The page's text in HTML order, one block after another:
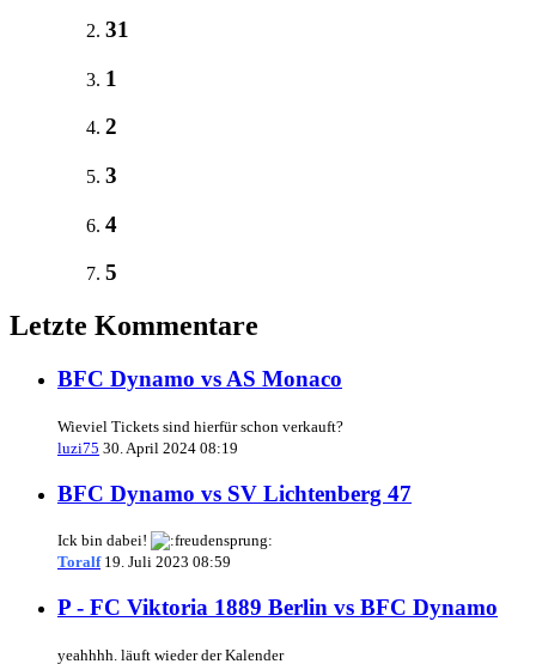
31
1
2
3
4
5
Letzte Kommentare
BFC Dynamo vs AS Monaco
Wieviel Tickets sind hierfür schon verkauft?
luzi75 30. April 2024 08:19
BFC Dynamo vs SV Lichtenberg 47
Ick bin dabei!
Toralf 19. Juli 2023 08:59
P - FC Viktoria 1889 Berlin vs BFC Dynamo
yeahhhh. läuft wieder der Kalender